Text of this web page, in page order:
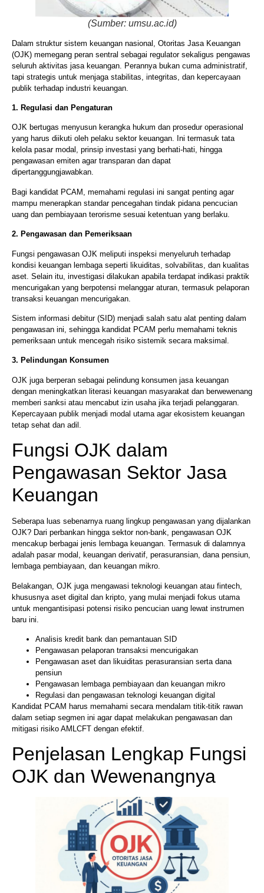
(Sumber: umsu.ac.id)
Dalam struktur sistem keuangan nasional, Otoritas Jasa Keuangan
(OJK) memegang peran sentral sebagai regulator sekaligus pengawas
seluruh aktivitas jasa keuangan. Perannya bukan cuma administratif,
tapi strategis untuk menjaga stabilitas, integritas, dan kepercayaan
publik terhadap industri keuangan.
1. Regulasi dan Pengaturan
OJK bertugas menyusun kerangka hukum dan prosedur operasional
yang harus diikuti oleh pelaku sektor keuangan. Ini termasuk tata
kelola pasar modal, prinsip investasi yang berhati-hati, hingga
pengawasan emiten agar transparan dan dapat
dipertanggungjawabkan.
Bagi kandidat PCAM, memahami regulasi ini sangat penting agar
mampu menerapkan standar pencegahan tindak pidana pencucian
uang dan pembiayaan terorisme sesuai ketentuan yang berlaku.
2. Pengawasan dan Pemeriksaan
Fungsi pengawasan OJK meliputi inspeksi menyeluruh terhadap
kondisi keuangan lembaga seperti likuiditas, solvabilitas, dan kualitas
aset. Selain itu, investigasi dilakukan apabila terdapat indikasi praktik
mencurigakan yang berpotensi melanggar aturan, termasuk pelaporan
transaksi keuangan mencurigakan.
Sistem informasi debitur (SID) menjadi salah satu alat penting dalam
pengawasan ini, sehingga kandidat PCAM perlu memahami teknis
pemeriksaan untuk mencegah risiko sistemik secara maksimal.
3. Pelindungan Konsumen
OJK juga berperan sebagai pelindung konsumen jasa keuangan
dengan meningkatkan literasi keuangan masyarakat dan berwewenang
memberi sanksi atau mencabut izin usaha jika terjadi pelanggaran.
Kepercayaan publik menjadi modal utama agar ekosistem keuangan
tetap sehat dan adil.
Fungsi OJK dalam
Pengawasan Sektor Jasa
Keuangan
Seberapa luas sebenarnya ruang lingkup pengawasan yang dijalankan
OJK? Dari perbankan hingga sektor non-bank, pengawasan OJK
mencakup berbagai jenis lembaga keuangan. Termasuk di dalamnya
adalah pasar modal, keuangan derivatif, perasuransian, dana pensiun,
lembaga pembiayaan, dan keuangan mikro.
Belakangan, OJK juga mengawasi teknologi keuangan atau fintech,
khususnya aset digital dan kripto, yang mulai menjadi fokus utama
untuk mengantisipasi potensi risiko pencucian uang lewat instrumen
baru ini.
Analisis kredit bank dan pemantauan SID
Pengawasan pelaporan transaksi mencurigakan
Pengawasan aset dan likuiditas perasuransian serta dana
pensiun
Pengawasan lembaga pembiayaan dan keuangan mikro
Regulasi dan pengawasan teknologi keuangan digital
Kandidat PCAM harus memahami secara mendalam titik-titik rawan
dalam setiap segmen ini agar dapat melakukan pengawasan dan
mitigasi risiko AMLCFT dengan efektif.
Penjelasan Lengkap Fungsi
OJK dan Wewenangnya